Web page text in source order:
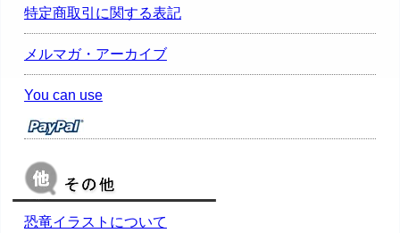
特定商取引に関する表記
メルマガ・アーカイブ
You can use
恐竜イラストについて